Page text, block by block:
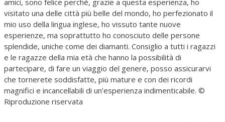
amici, sono felice perché, grazie a questa esperienza, ho
visitato una delle città più belle del mondo, ho perfezionato il
mio uso della lingua inglese, ho vissuto tante nuove
esperienze, ma soprattutto ho conosciuto delle persone
splendide, uniche come dei diamanti. Consiglio a tutti i ragazzi
e le ragazze della mia età che hanno la possibilità di
partecipare, di fare un viaggio del genere, posso assicurarvi
che tornerete soddisfatte, più mature e con dei ricordi
magnifici e incancellabili di un’esperienza indimenticabile. ©
Riproduzione riservata